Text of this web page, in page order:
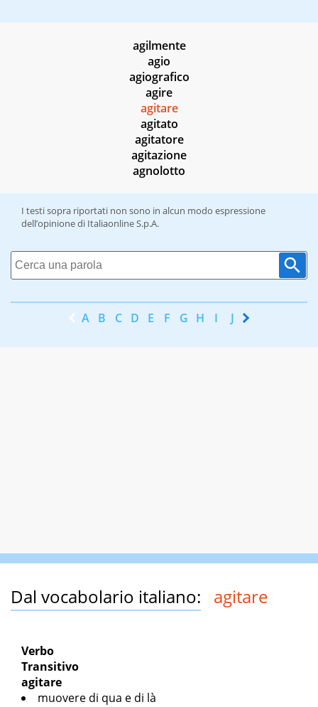
agilmente
agio
agiografico
agire
agitare
agitato
agitatore
agitazione
agnolotto
I testi sopra riportati non sono in alcun modo espressione
dell’opinione di Italiaonline S.p.A.
A B C D E F G H I J K
Dal vocabolario italiano: agitare
Verbo
Transitivo
agitare
muovere di qua e di là